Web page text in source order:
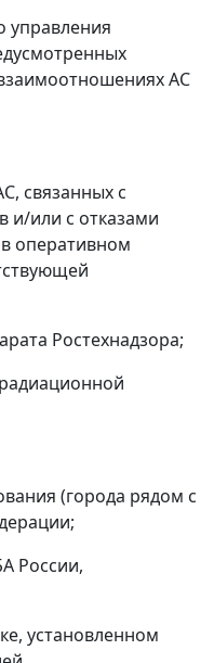
управления
АС
связанных с
и/или с отказами
оперативном
Ростехнадзора;
(города рядом с
России,
установленном